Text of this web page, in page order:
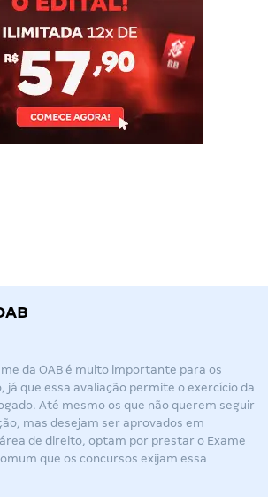
da OAB é muito importante para os
já que essa avaliação permite o exercício da
Até mesmo os que não querem seguir
mas desejam ser aprovados em
de direito, optam por prestar o Exame
que os concursos exijam essa